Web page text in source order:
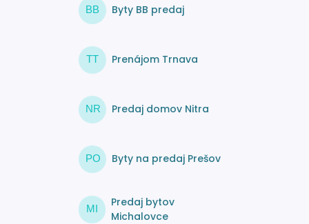
BB Byty BB predaj
TT Prenájom Trnava
NR Predaj domov Nitra
PO Byty na predaj Prešov
MI
Predaj bytov
Michalovce